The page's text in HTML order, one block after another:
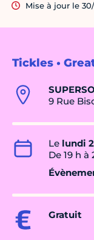
Tickles •
9 Rue
Le lundi
De 19 h à
Gratuit
Mise à jour le